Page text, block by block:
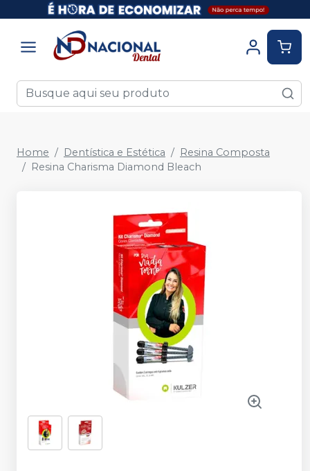
Home Dentística e Estética
Resina Composta
Resina Charisma Diamond Bleach